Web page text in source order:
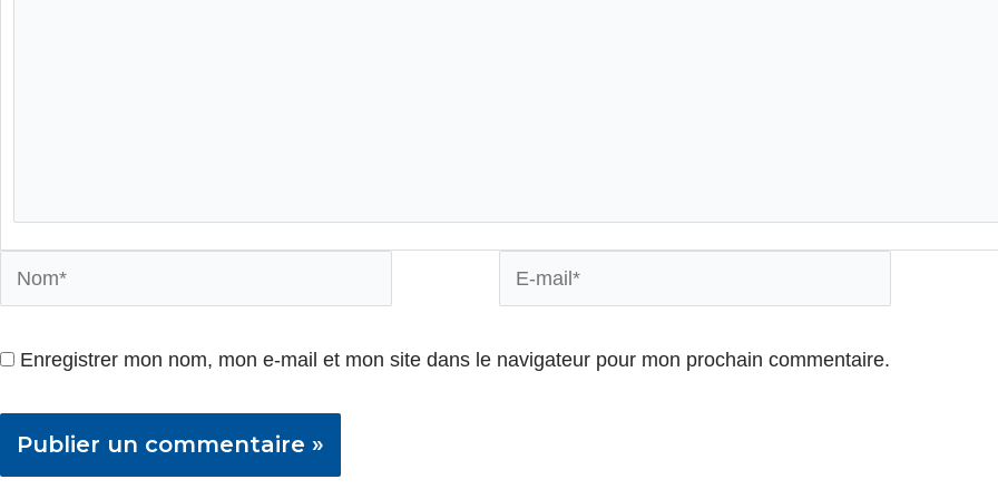
Nom*
E-
mail*
Enregistrer mon nom, mon e-mail et mon site dans le navigateur pour mon prochain commentaire.